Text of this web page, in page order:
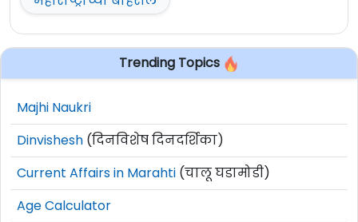
महाराष्ट्राच्या बाहेरील
Trending Topics
Majhi Naukri
Dinvishesh (दिनविशेष दिनदर्शिका)
Current Affairs in Marahti (चालू घडामोडी)
Age Calculator